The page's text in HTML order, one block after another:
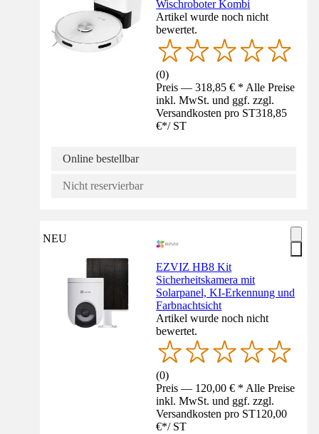
Wischroboter Kombi
Artikel wurde noch nicht
bewertet.
(0)
Preis — 318,85 € * Alle Preise
inkl. MwSt. und ggf. zzgl.
Versandkosten pro ST318,85
€*/ ST
Online bestellbar
Nicht reservierbar
NEU
EZVIZ HB8 Kit
Sicherheitskamera mit
Solarpanel, KI-Erkennung und
Farbnachtsicht
Artikel wurde noch nicht
bewertet.
(0)
Preis — 120,00 € * Alle Preise
inkl. MwSt. und ggf. zzgl.
Versandkosten pro ST120,00
€*/ ST